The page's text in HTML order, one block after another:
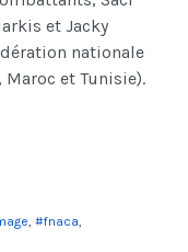
et Jacky
nationale
et Tunisie).
fnaca